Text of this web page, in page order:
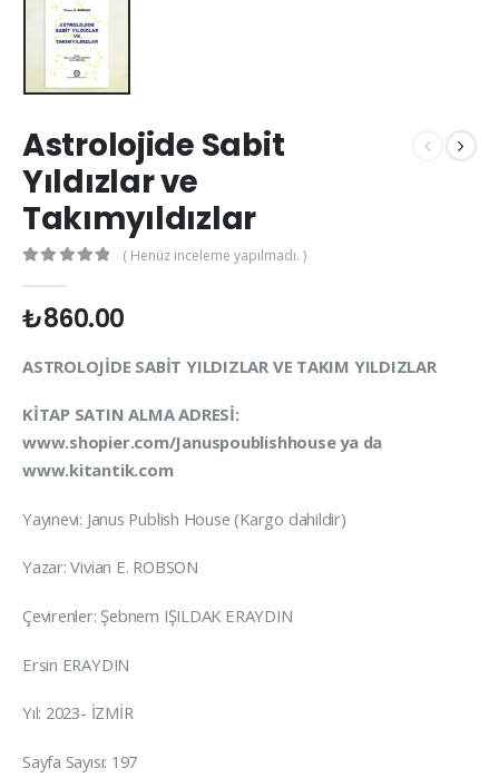
Astrolojide Sabit
Yıldızlar ve
Takımyıldızlar
( Henüz inceleme yapılmadı. )
₺860.00
ASTROLOJİDE SABİT YILDIZLAR VE TAKIM YILDIZLAR
KİTAP SATIN ALMA ADRESİ:
www.shopier.com/Januspoublishhouse ya da
www.kitantik.com
Yayınevi: Janus Publish House (Kargo dahildir)
Yazar: Vivian E. ROBSON
Çevirenler: Şebnem IŞILDAK ERAYDIN
Ersin ERAYDIN
Yıl: 2023- İZMİR
Sayfa Sayısı: 197